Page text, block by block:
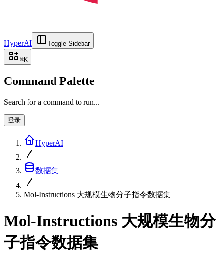
HyperAI Toggle Sidebar
⌘K
Command Palette
Search for a command to run...
登录
HyperAI
数据集
Mol-Instructions 大规模生物分子指令数据集
Mol-Instructions 大规模生物分
子指令数据集